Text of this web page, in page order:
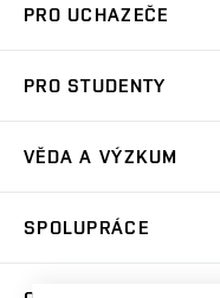
PRO UCHAZEČE
Jak se dostat na FCH
Den otevřených dveří
PRO STUDENTY
Studijní programy
Pro prváky
VĚDA A VÝZKUM
Výzkumné skupiny
SPOLUPRÁCE